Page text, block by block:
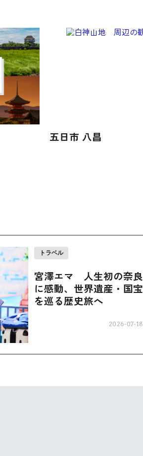
五日市 八昌
トラベル
宮澤エマ 人生初の奈良
に感動、世界遺産・国宝
を巡る歴史旅へ
2026-07-18